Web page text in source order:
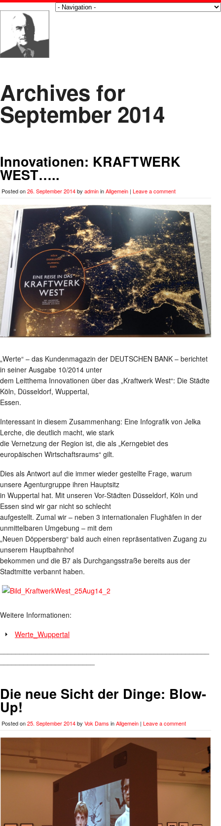
Archives for
September 2014
Innovationen: KRAFTWERK
WEST…..
Posted on26. September 2014by admininAllgemein | Leave a comment
„Werte“ – das Kundenmagazin der DEUTSCHEN BANK – berichtet
in seiner Ausgabe 10/2014 unter
dem Leitthema Innovationen über das „Kraftwerk West“: Die Städte
Köln, Düsseldorf, Wuppertal,
Essen.
Interessant in diesem Zusammenhang: Eine Infografik von Jelka
Lerche, die deutlich macht, wie stark
die Vernetzung der Region ist, die als „Kerngebiet des
europäischen Wirtschaftsraums“ gilt.
Dies als Antwort auf die immer wieder gestellte Frage, warum
unsere Agenturgruppe ihren Hauptsitz
in Wuppertal hat. Mit unseren Vor-Städten Düsseldorf, Köln und
Essen sind wir gar nicht so schlecht
aufgestellt. Zumal wir – neben 3 internationalen Flughäfen in der
unmittelbaren Umgebung – mit dem
„Neuen Döppersberg“ bald auch einen repräsentativen Zugang zu
unserem Hauptbahnhof
bekommen und die B7 als Durchgangsstraße bereits aus der
Stadtmitte verbannt haben.
Weitere Informationen:
Werte_Wuppertal
Die neue Sicht der Dinge: Blow-
Up!
Posted on25. September 2014by Vok Dams inAllgemein | Leave a comment